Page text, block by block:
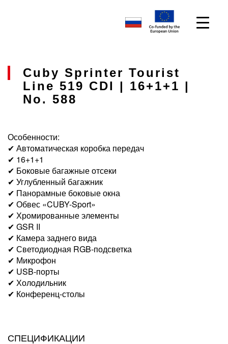
Cuby Sprinter Tourist
Line 519 CDI | 16+1+1 |
No. 588
Особенности:
✔ Автоматическая коробка передач
✔ 16+1+1
✔ Боковые багажные отсеки
✔ Углубленный багажник
✔ Панорамные боковые окна
✔ Обвес «CUBY-Sport»
✔ Хромированные элементы
✔ GSR II
✔ Камера заднего вида
✔ Светодиодная RGB-подсветка
✔ Микрофон
✔ USB-порты
✔ Холодильник
✔ Конференц-столы
СПЕЦИФИКАЦИИ